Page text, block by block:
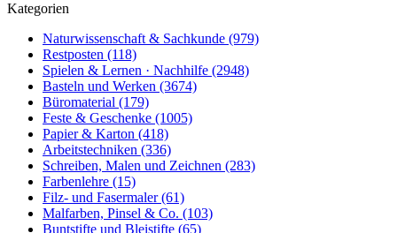
Kategorien
Naturwissenschaft & Sachkunde (979)
Restposten (118)
Spielen & Lernen · Nachhilfe (2948)
Basteln und Werken (3674)
Büromaterial (179)
Feste & Geschenke (1005)
Papier & Karton (418)
Arbeitstechniken (336)
Schreiben, Malen und Zeichnen (283)
Farbenlehre (15)
Filz- und Fasermaler(61)
Malfarben, Pinsel & Co. (103)
Buntstifte und Bleistifte (65)